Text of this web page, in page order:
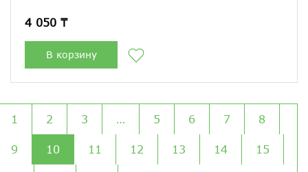
4 050 ₸
В корзину
1 2 3 … 5 6 7 8
9 10 11 12 13 14 15